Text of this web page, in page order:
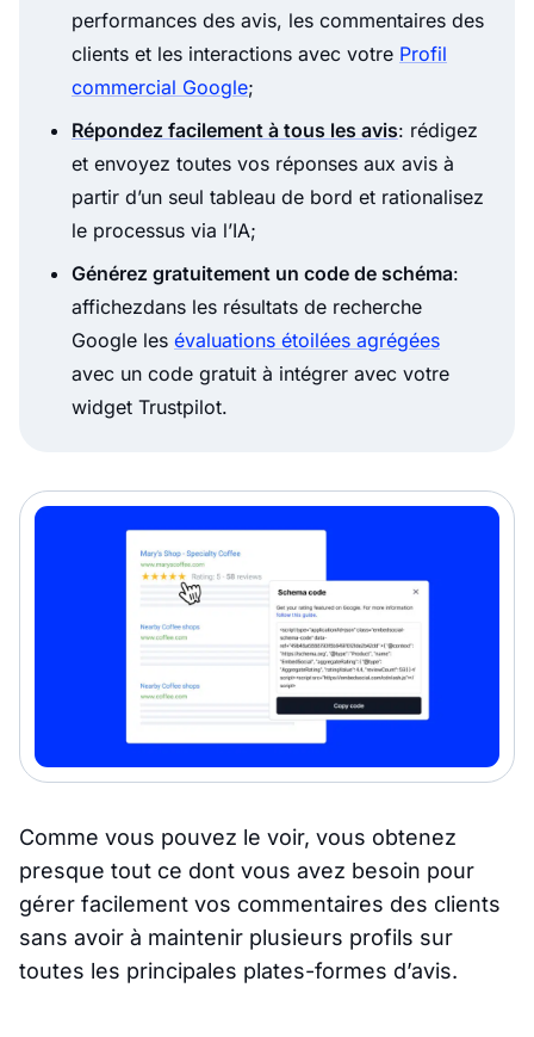
performances des avis, les commentaires des
clients et les interactions avec votre Profil
commercial Google;
Répondez facilement à tous les avis: rédigez
et envoyez toutes vos réponses aux avis à
partir d’un seul tableau de bord et rationalisez
le processus via l’IA;
Générez gratuitement un code de schéma:
affichezdans les résultats de recherche
Google les évaluations étoilées agrégées
avec un code gratuit à intégrer avec votre
widget Trustpilot.
Comme vous pouvez le voir, vous obtenez
presque tout ce dont vous avez besoin pour
gérer facilement vos commentaires des clients
sans avoir à maintenir plusieurs profils sur
toutes les principales plates-formes d’avis.